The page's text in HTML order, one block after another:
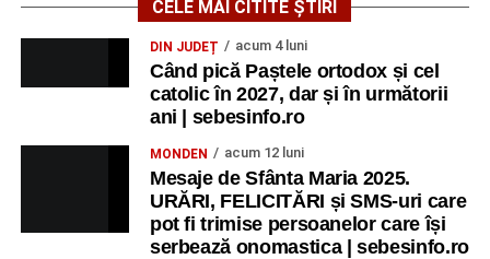
CELE MAI CITITE ȘTIRI
DIN JUDEȚ acum 4 luni
Când pică Paștele ortodox și cel
catolic în 2027, dar și în următorii
ani | sebesinfo.ro
MONDEN acum 12 luni
Mesaje de Sfânta Maria 2025.
URĂRI, FELICITĂRI și SMS-uri care
pot fi trimise persoanelor care își
serbează onomastica | sebesinfo.ro